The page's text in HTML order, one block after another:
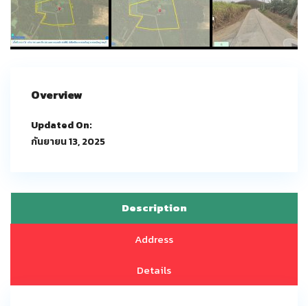
Overview
Updated On:
กันยายน 13, 2025
Description
Address
Details